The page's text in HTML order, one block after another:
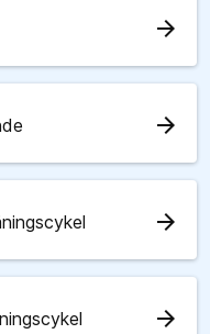
arrow_forward
arrow_forward
arrow_forward
arrow_forward